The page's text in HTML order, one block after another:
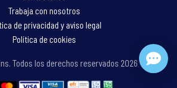
Trabaja con nosotros
de privacidad y aviso legal
Política de cookies
Todos los derechos reservados 2026